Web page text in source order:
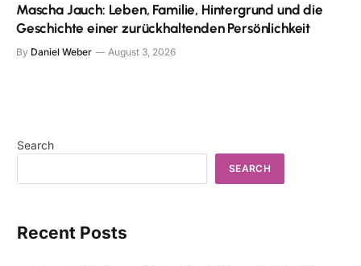
Mascha Jauch: Leben, Familie, Hintergrund und die
Geschichte einer zurückhaltenden Persönlichkeit
By Daniel Weber August 3, 2026
Search
SEARCH
Recent Posts